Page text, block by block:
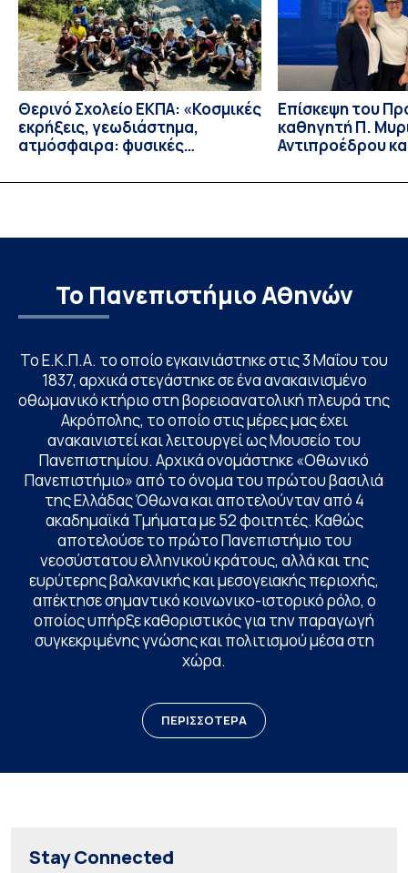
Θερινό Σχολείο ΕΚΠΑ: «Κοσμικές
εκρήξεις, γεωδιάστημα,
ατμόσφαιρα: φυσικές
βιολογικές επιδράσεις»
Eπίσκεψη του
καθηγητή Π.
Αντιπροέδρου
Νοσηλευτικής
Το Πανεπιστήμιο Αθηνών
Το Ε.Κ.Π.Α. το οποίο εγκαινιάστηκε στις 3 Μαΐου του
1837, αρχικά στεγάστηκε σε ένα ανακαινισμένο
οθωμανικό κτήριο στη βορειοανατολική πλευρά της
Ακρόπολης, το οποίο στις μέρες μας έχει
ανακαινιστεί και λειτουργεί ως Μουσείο του
Πανεπιστημίου. Αρχικά ονομάστηκε «Οθωνικό
Πανεπιστήμιο» από το όνομα του πρώτου βασιλιά
της Ελλάδας Όθωνα και αποτελούνταν από 4
ακαδημαϊκά Τμήματα με 52 φοιτητές. Καθώς
αποτελούσε το πρώτο Πανεπιστήμιο του
νεοσύστατου ελληνικού κράτους, αλλά και της
ευρύτερης βαλκανικής και μεσογειακής περιοχής,
απέκτησε σημαντικό κοινωνικο-ιστορικό ρόλο, ο
οποίος υπήρξε καθοριστικός για την παραγωγή
συγκεκριμένης γνώσης και πολιτισμού μέσα στη
χώρα.
ΠΕΡΙΣΣΟΤΕΡΑ
Stay Connected